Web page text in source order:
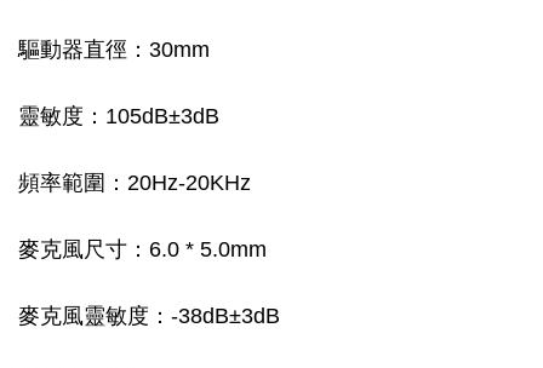
驅動器直徑：30mm
靈敏度：105dB±3dB
頻率範圍：20Hz-20KHz
麥克風尺寸：6.0 * 5.0mm
麥克風靈敏度：-38dB±3dB